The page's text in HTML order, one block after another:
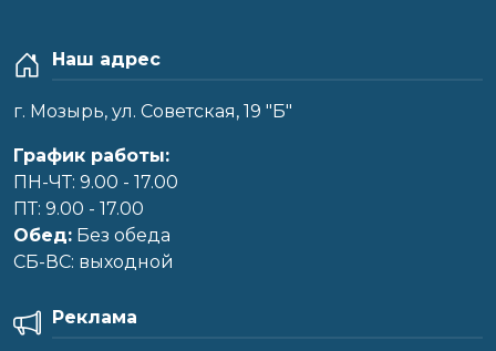
Наш адрес
г. Мозырь, ул. Советская, 19 "Б"
График работы:
ПН-ЧТ: 9.00 - 17.00
ПТ: 9.00 - 17.00
Обед: Без обеда
CБ-ВС: выходной
Реклама